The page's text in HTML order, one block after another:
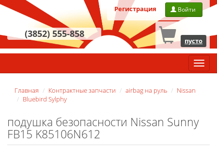
Регистрация Войти
(3852) 555-858
пусто
меню
Главная Контрактные запчасти airbag на руль
Nissan
Bluebird Sylphy
подушка безопасности Nissan Sunny
FB15 K85106N612